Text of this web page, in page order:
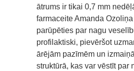
ātrums ir tikai 0,7 mm
farmaceite Amanda
parūpēties par nagu
profilaktiski, pievēršot
ārējām pazīmēm un
struktūrā, kas var vēstīt par